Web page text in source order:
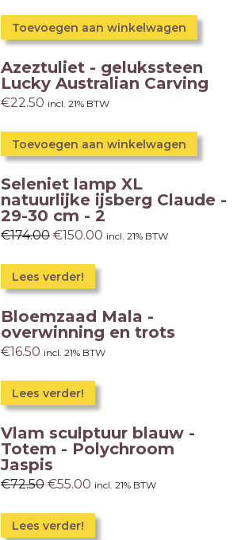
Toevoegen aan winkelwagen
Azeztuliet - gelukssteen
Lucky Australian Carving
€22.50 incl. 21% BTW
Toevoegen aan winkelwagen
Seleniet lamp XL
natuurlijke ijsberg Claude -
29-30 cm - 2
€174.00 €150.00 incl. 21% BTW
Lees verder!
Bloemzaad Mala -
overwinning en trots
€16.50 incl. 21% BTW
Lees verder!
Vlam sculptuur blauw -
Totem - Polychroom
Jaspis
€72.50 €55.00 incl. 21% BTW
Lees verder!